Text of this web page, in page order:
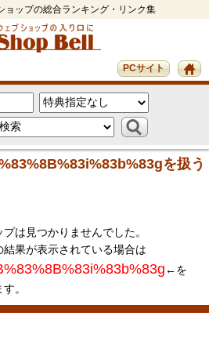
ョップの総合ランキング・リンク集
PCサイト
を扱う
は見つかりませんでした。
果が表示されている場合は
←を
。